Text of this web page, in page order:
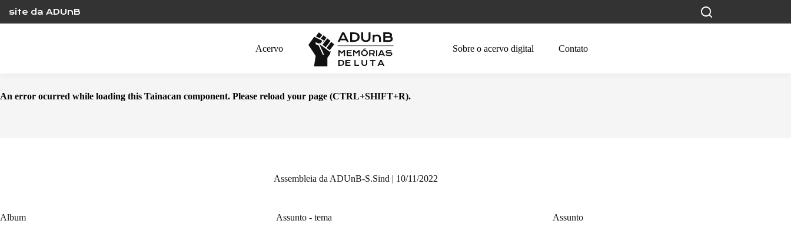
content
site da ADUnB
Acervo Sobre o acervo digital Contato
An error ocurred while loading this Tainacan component. Please reload your page (CTRL+SHIFT+R).
Assembleia da ADUnB-S.Sind | 10/11/2022
Album Assunto - tema Assunto